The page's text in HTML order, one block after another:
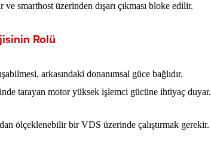
smarthost üzerinden dışarı çıkması bloke edilir.
Rolü
arkasındaki donanımsal güce bağlıdır.
tarayan motor yüksek işlemci gücüne ihtiyaç duyar.
ölçeklenebilir bir VDS üzerinde çalıştırmak gerekir.